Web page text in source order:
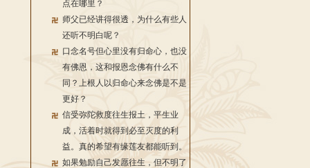
点在哪里？
师父已经讲得很透，为什么有些人
还听不明白呢？
口念名号但心里没有归命心，也没
有佛恩，这和报恩念佛有什么不
同？上根人以归命心来念佛是不是
更好？
信受弥陀救度往生报土，平生业
成，活着时就得到必至灭度的利
益。真的希望有缘莲友都能听到。
如果勉励自己发愿往生，但不明了